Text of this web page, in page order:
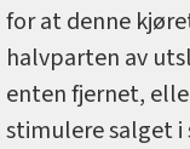
for at denne
halvparten av
enten fjernet,
stimulere salget i